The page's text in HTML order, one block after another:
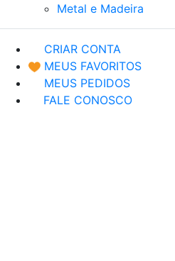
Metal e Madeira
CRIAR CONTA
MEUS FAVORITOS
MEUS PEDIDOS
FALE CONOSCO